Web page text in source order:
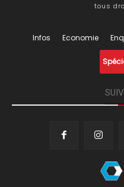
tous
Infos Economie